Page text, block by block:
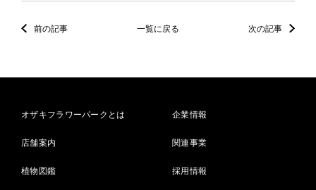
前の記事 一覧に戻る 次の記事
オザキフラワーパークとは
店舗案内
植物図鑑
企業情報
関連事業
採用情報